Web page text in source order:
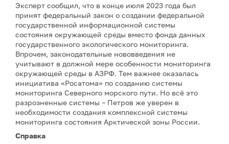
Эксперт сообщил, что в конце июля 2023 года был
принят федеральный закон о создании федеральной
государственной информационной системы
состояния окружающей среды вместо фонда данных
государственного экологического мониторинга.
Впрочем, законодательные нововведения не
учитывают в должной мере особенности мониторинга
окружающей среды в АЗРФ. Тем важнее оказалась
инициатива «Росатома» по созданию системы
мониторинга Северного морского пути. Но всё это
разрозненные системы – Петров же уверен в
необходимости создания комплексной системы
мониторинга состояния Арктической зоны России.
Справка